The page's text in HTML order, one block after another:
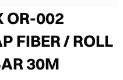
OR-002
FIBER / ROLL
30M